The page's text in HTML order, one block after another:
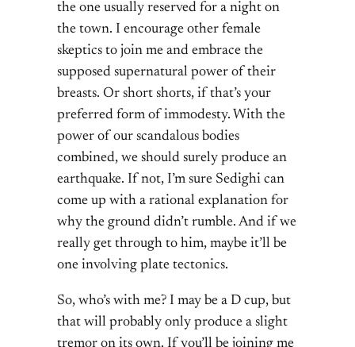
the one usually reserved for a night on
the town. I encourage other female
skeptics to join me and embrace the
supposed supernatural power of their
breasts. Or short shorts, if that’s your
preferred form of immodesty. With the
power of our scandalous bodies
combined, we should surely produce an
earthquake. If not, I’m sure Sedighi can
come up with a rational explanation for
why the ground didn’t rumble. And if we
really get through to him, maybe it’ll be
one involving plate tectonics.
So, who’s with me? I may be a D cup, but
that will probably only produce a slight
tremor on its own. If you’ll be joining me